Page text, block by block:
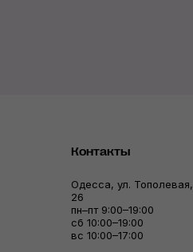
Контакты
Одесса, ул. Тополевая,
26
пн–пт 9:00–19:00
сб 10:00–19:00
вс 10:00–17:00